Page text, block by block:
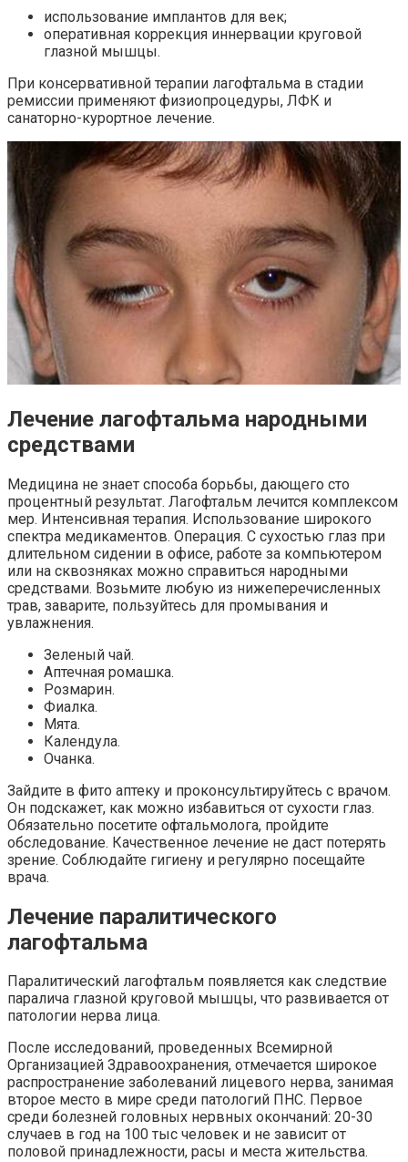
использование имплантов для век;
оперативная коррекция иннервации круговой
глазной мышцы.
При консервативной терапии лагофтальма в стадии
ремиссии применяют физиопроцедуры, ЛФК и
санаторно-курортное лечение.
Лечение лагофтальма народными
средствами
Медицина не знает способа борьбы, дающего сто
процентный результат. Лагофтальм лечится комплексом
мер. Интенсивная терапия. Использование широкого
спектра медикаментов. Операция. С сухостью глаз при
длительном сидении в офисе, работе за компьютером
или на сквозняках можно справиться народными
средствами. Возьмите любую из нижеперечисленных
трав, заварите, пользуйтесь для промывания и
увлажнения.
Зеленый чай.
Аптечная ромашка.
Розмарин.
Фиалка.
Мята.
Календула.
Очанка.
Зайдите в фито аптеку и проконсультируйтесь с врачом.
Он подскажет, как можно избавиться от сухости глаз.
Обязательно посетите офтальмолога, пройдите
обследование. Качественное лечение не даст потерять
зрение. Соблюдайте гигиену и регулярно посещайте
врача.
Лечение паралитического
лагофтальма
Паралитический лагофтальм появляется как следствие
паралича глазной круговой мышцы, что развивается от
патологии нерва лица.
После исследований, проведенных Всемирной
Организацией Здравоохранения, отмечается широкое
распространение заболеваний лицевого нерва, занимая
второе место в мире среди патологий ПНС. Первое
среди болезней головных нервных окончаний: 20-30
случаев в год на 100 тыс человек и не зависит от
половой принадлежности, расы и места жительства.